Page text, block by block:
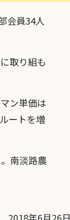
会員34人
取り組も
ン単価は
ートを増
南淡路農